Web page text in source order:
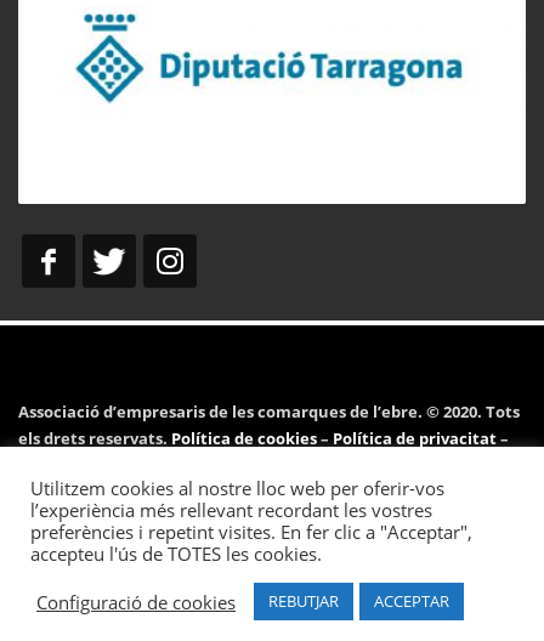
Associació d’empresaris de les comarques de l’ebre. © 2020. Tots
els drets reservats. Política de cookies– Política de privacitat–
Desenvolupat perPymeralia.com
Utilitzem cookies al nostre lloc web per oferir-vos
l’experiència més rellevant recordant les vostres
preferències i repetint visites. En fer clic a "Acceptar",
accepteu l'ús de TOTES les cookies.
Configuració de cookies
REBUTJAR ACCEPTAR